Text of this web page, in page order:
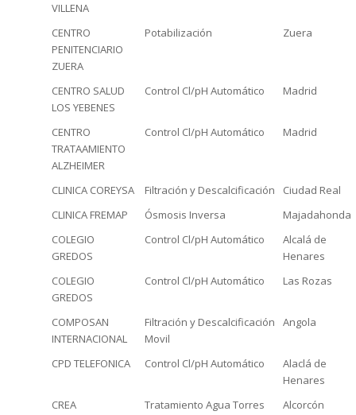
VILLENA
CENTRO
PENITENCIARIO
ZUERA
Potabilización Zuera
CENTRO SALUD
LOS YEBENES
Control Cl/pH Automático Madrid
CENTRO
TRATAAMIENTO
ALZHEIMER
Control Cl/pH Automático Madrid
CLINICA COREYSA Filtración y Descalcificación
Ciudad Real
CLINICA FREMAP
Ósmosis Inversa
Majadahonda
COLEGIO
GREDOS
Control Cl/pH Automático
Alcalá de
Henares
COLEGIO
GREDOS
Control Cl/pH Automático Las Rozas
COMPOSAN
INTERNACIONAL
Filtración y Descalcificación
Movil
Angola
CPD TELEFONICA Control Cl/pH Automático
Alaclá de
Henares
CREA
Tratamiento Agua Torres
Alcorcón